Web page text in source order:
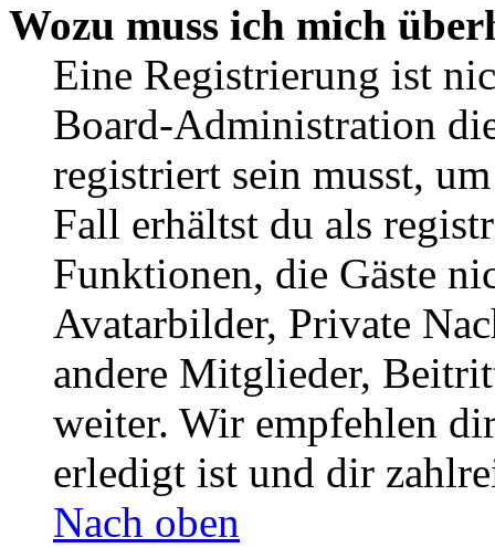
Wozu muss ich mich
Eine Registrierung ist
Board-Administration
registriert sein musst,
Fall erhältst du als
Funktionen, die Gäste
Avatarbilder, Private
andere Mitglieder,
weiter. Wir empfehlen
erledigt ist und dir
Nach oben